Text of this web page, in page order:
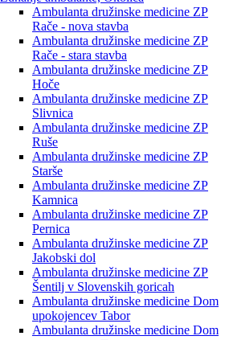
Ambulanta družinske medicine ZP
Rače - nova stavba
Ambulanta družinske medicine ZP
Rače - stara stavba
Ambulanta družinske medicine ZP
Hoče
Ambulanta družinske medicine ZP
Slivnica
Ambulanta družinske medicine ZP
Ruše
Ambulanta družinske medicine ZP
Starše
Ambulanta družinske medicine ZP
Kamnica
Ambulanta družinske medicine ZP
Pernica
Ambulanta družinske medicine ZP
Jakobski dol
Ambulanta družinske medicine ZP
Šentilj v Slovenskih goricah
Ambulanta družinske medicine Dom
upokojencev Tabor
Ambulanta družinske medicine Dom